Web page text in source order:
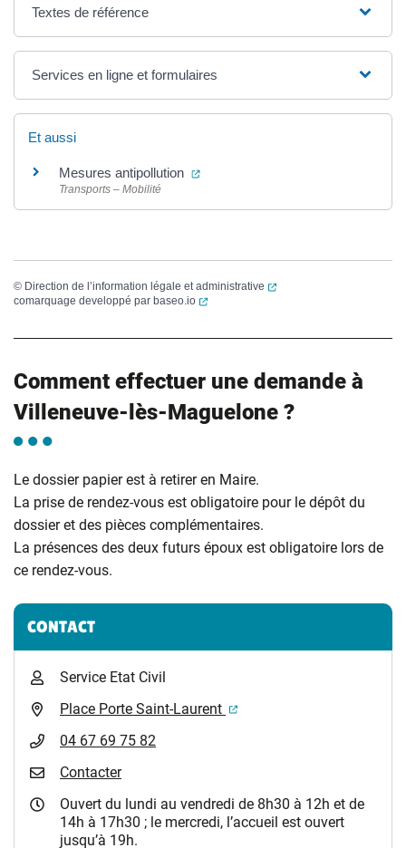
Textes de référence
Services en ligne et formulaires
Et aussi
Mesures antipollution (ouverture dans un nouvel onglet)
Transports – Mobilité
© Direction de l’information légale et administrative
(ouverture dans un
comarquage developpé par baseo.io (ouverture dans un nouvel onglet)
Comment effectuer une demande à
Villeneuve-lès-Maguelone ?
Le dossier papier est à retirer en Maire.
La prise de rendez-vous est obligatoire pour le dépôt du
dossier et des pièces complémentaires.
La présences des deux futurs époux est obligatoire lors de
ce rendez-vous.
Informations complémentaires
CONTACT
Service Etat Civil
Place Porte Saint-Laurent
(ouverture dans un
04 67 69 75 82
Contacter
Ouvert du lundi au vendredi de 8h30 à 12h et de
14h à 17h30 ; le mercredi, l’accueil est ouvert
jusqu’à 19h.